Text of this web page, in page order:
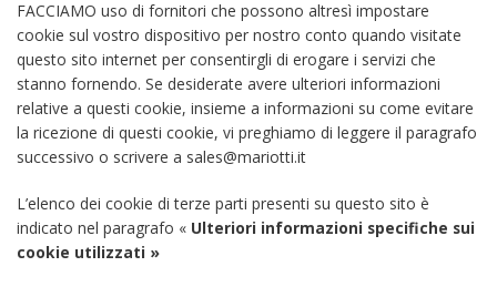
FACCIAMO uso di fornitori che possono altresì impostare
cookie sul vostro dispositivo per nostro conto quando visitate
questo sito internet per consentirgli di erogare i servizi che
stanno fornendo. Se desiderate avere ulteriori informazioni
relative a questi cookie, insieme a informazioni su come evitare
la ricezione di questi cookie, vi preghiamo di leggere il paragrafo
successivo o scrivere a sales@mariotti.it
L’elenco dei cookie di terze parti presenti su questo sito è
indicato nel paragrafo « Ulteriori informazioni specifiche sui
cookie utilizzati »